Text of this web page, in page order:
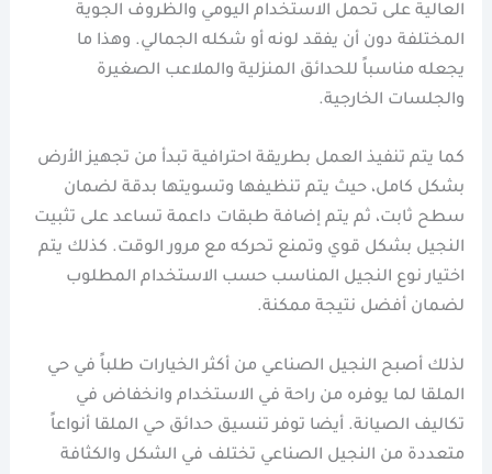
العالية على تحمل الاستخدام اليومي والظروف الجوية
المختلفة دون أن يفقد لونه أو شكله الجمالي. وهذا ما
يجعله مناسباً للحدائق المنزلية والملاعب الصغيرة
والجلسات الخارجية.
كما يتم تنفيذ العمل بطريقة احترافية تبدأ من تجهيز الأرض
بشكل كامل، حيث يتم تنظيفها وتسويتها بدقة لضمان
سطح ثابت، ثم يتم إضافة طبقات داعمة تساعد على تثبيت
النجيل بشكل قوي وتمنع تحركه مع مرور الوقت. كذلك يتم
اختيار نوع النجيل المناسب حسب الاستخدام المطلوب
لضمان أفضل نتيجة ممكنة.
لذلك أصبح النجيل الصناعي من أكثر الخيارات طلباً في حي
الملقا لما يوفره من راحة في الاستخدام وانخفاض في
تكاليف الصيانة. أيضا توفر تنسيق حدائق حي الملقا أنواعاً
متعددة من النجيل الصناعي تختلف في الشكل والكثافة